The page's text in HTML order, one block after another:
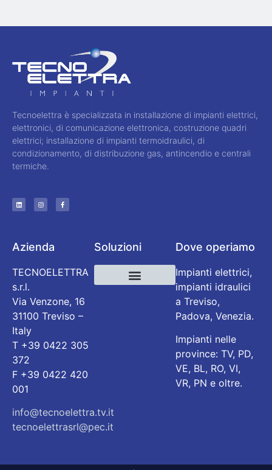
Tecnoelettra è specializzata in installazione di impianti elettrici,
elettronici, di comunicazione elettronica, costruzione quadri
elettrici; installazione di impianti termoidraulici, di
condizionamento, di distribuzione gas, antincendio e centrali
termiche.
Azienda
TECNOELETTRA
s.r.l.
Via Venzone, 16
31100 Treviso –
Italy
T +39 0422 305
372
F +39 0422 420
001
info@tecnoelettra.tv.it
tecnoelettrasrl@pec.it
Soluzioni Dove operiamo
Impianti elettrici,
impianti idraulici
a Treviso,
Padova, Venezia.
Impianti nelle
province: TV, PD,
VE, BL, RO, VI,
VR, PN e oltre.